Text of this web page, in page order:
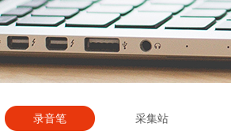
录音笔 采集站